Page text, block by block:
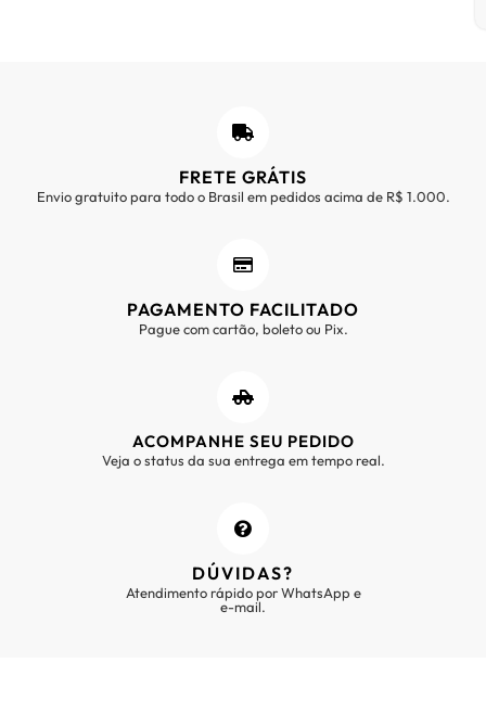
FRETE GRÁTIS
Envio gratuito para todo o Brasil em pedidos acima de R$ 1.000.
PAGAMENTO FACILITADO
Pague com cartão, boleto ou Pix.
ACOMPANHE SEU PEDIDO
Veja o status da sua entrega em tempo real.
DÚVIDAS?
Atendimento rápido por WhatsApp e
e-mail.